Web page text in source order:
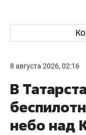
8 августа 2026, 02:16
В
небо над